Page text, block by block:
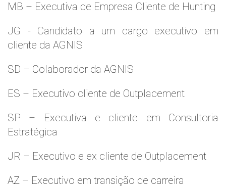
MB – Executiva de Empresa Cliente de Hunting
JG - Candidato a um cargo executivo em
cliente da AGNIS
SD – Colaborador da AGNIS
ES – Executivo cliente de Outplacement
SP – Executiva e cliente em Consultoria
Estratégica
JR – Executivo e ex cliente de Outplacement
AZ – Executivo em transição de carreira